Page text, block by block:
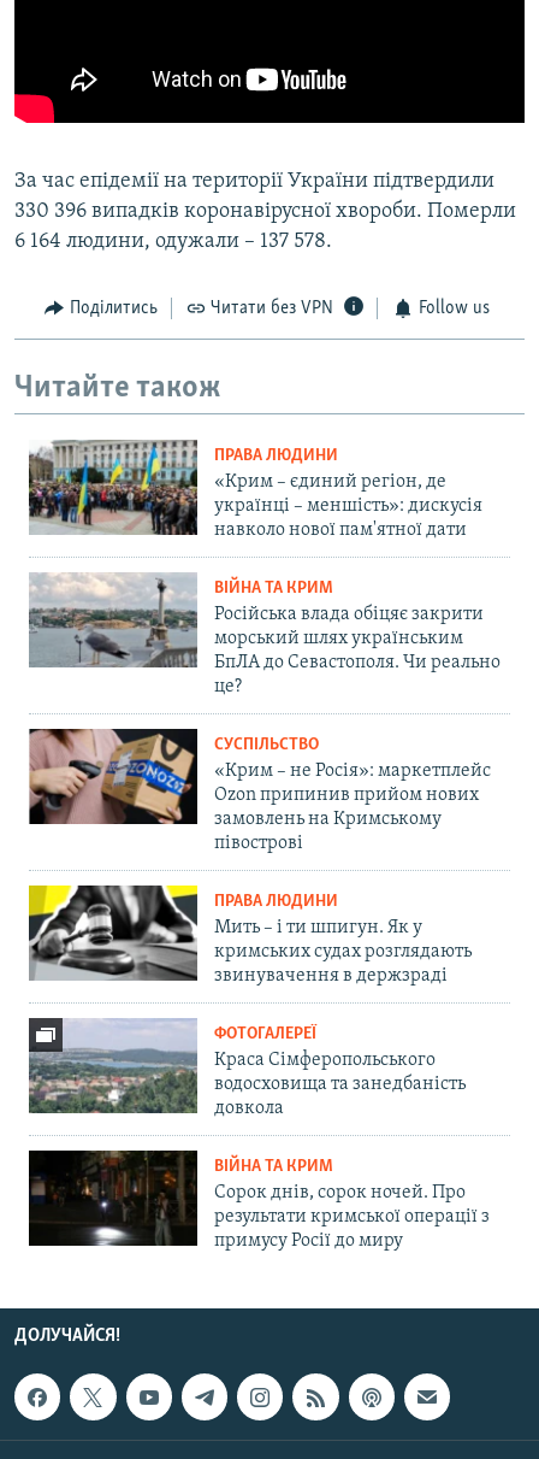
За час епідемії на території України підтвердили
330 396 випадків коронавірусної хвороби. Померли
6 164 людини, одужали – 137 578.
Поділитись Читати без VPN Follow us
Читайте також
ПРАВА ЛЮДИНИ
«Крим – єдиний регіон, де
українці – меншість»: дискусія
навколо нової пам'ятної дати
ВІЙНА ТА КРИМ
Російська влада обіцяє закрити
морський шлях українським
БпЛА до Севастополя. Чи реально
це?
СУСПІЛЬСТВО
«Крим – не Росія»: маркетплейс
Ozon припинив прийом нових
замовлень на Кримському
півострові
ПРАВА ЛЮДИНИ
Мить – і ти шпигун. Як у
кримських судах розглядають
звинувачення в держзраді
ФОТОГАЛЕРЕЇ
Краса Сімферопольського
водосховища та занедбаність
довкола
ВІЙНА ТА КРИМ
Сорок днів, сорок ночей. Про
результати кримської операції з
примусу Росії до миру
ДОЛУЧАЙСЯ!